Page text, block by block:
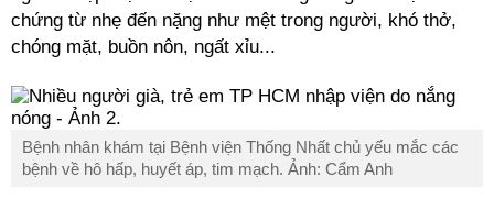
chứng từ nhẹ đến nặng như mệt trong người, khó thở,
chóng mặt, buồn nôn, ngất xỉu...
Bệnh nhân khám tại Bệnh viện Thống Nhất chủ yếu mắc các
bệnh về hô hấp, huyết áp, tim mạch. Ảnh: Cẩm Anh